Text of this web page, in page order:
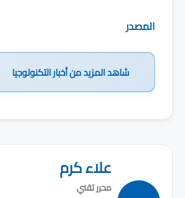
المصدر
شاهد المزيد منأخبار التكنولوجيا
علاء كرم
محرر تقني